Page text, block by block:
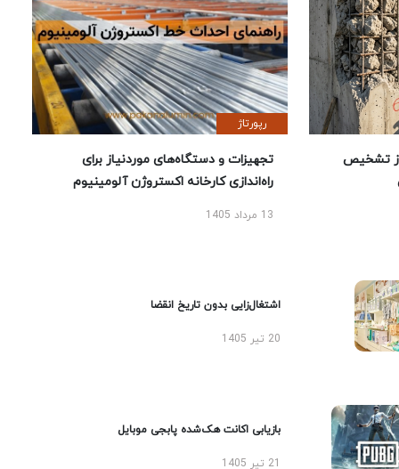
تشخیص
رپورتاژ
تجهیزات و دستگاه‌های موردنیاز برای
راه‌اندازی کارخانه اکستروژن آلومینیوم
13 مرداد 1405
اشتغال‌زایی بدون تاریخ انقضا
20 تیر 1405
بازیابی اکانت هک‌شده پابجی موبایل